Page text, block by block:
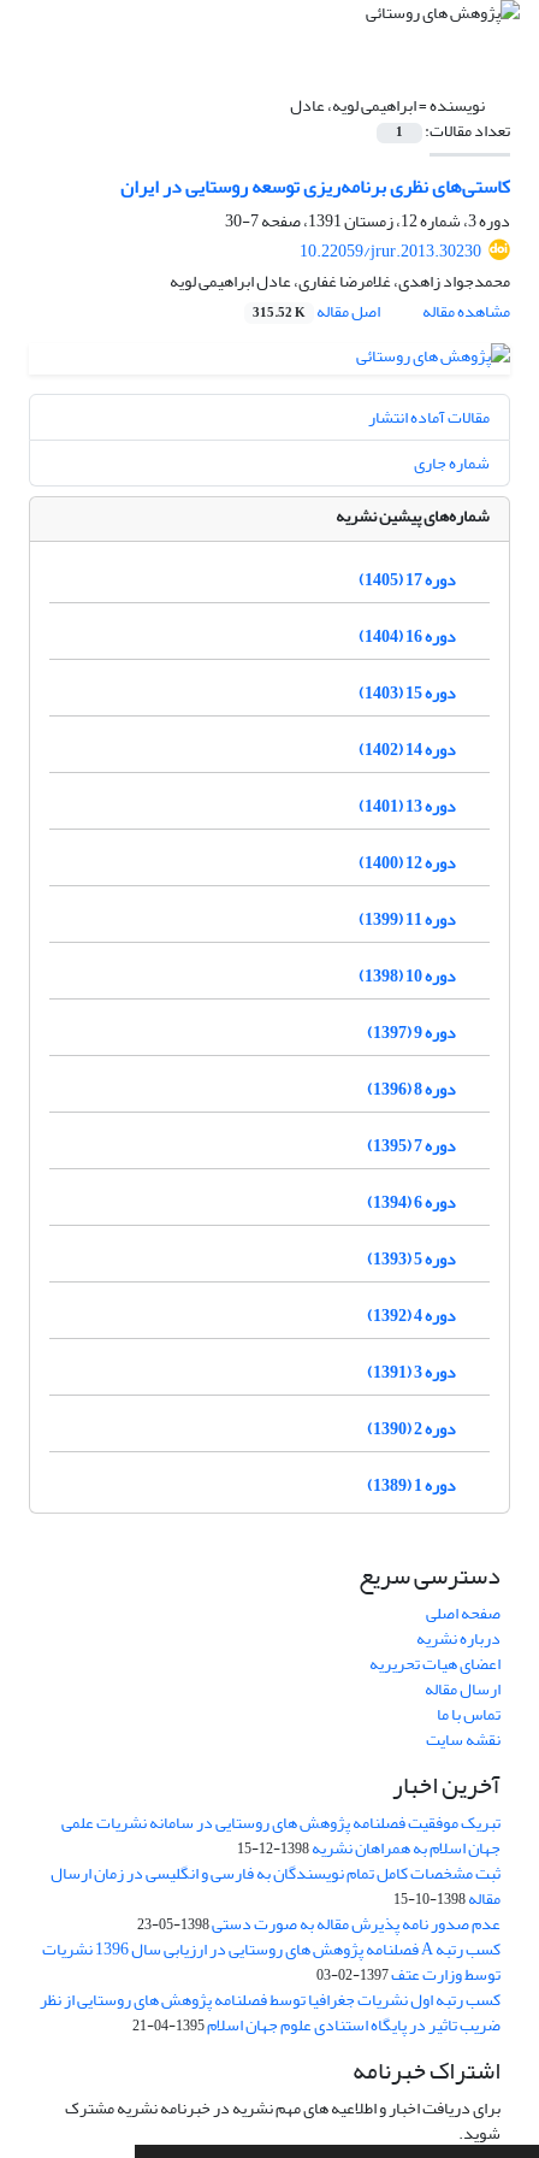
نویسنده =ابراهیمی لویه، عادل
تعداد مقالات: 1
کاستی‌های نظری برنامه‌ریزی توسعه روستایی در ایران
دوره 3، شماره 12، زمستان 1391، صفحه
7-30
10.22059/jrur.2013.30230
محمدجواد زاهدی، غلامرضا غفاری، عادل ابراهیمی لویه
مشاهده مقاله
اصل مقاله 315.52 K
مقالات آماده انتشار
شماره جاری
شماره‌های پیشین نشریه
دوره 17 (1405)
دوره 16 (1404)
دوره 15 (1403)
دوره 14 (1402)
دوره 13 (1401)
دوره 12 (1400)
دوره 11 (1399)
دوره 10 (1398)
دوره 9 (1397)
دوره 8 (1396)
دوره 7 (1395)
دوره 6 (1394)
دوره 5 (1393)
دوره 4 (1392)
دوره 3 (1391)
دوره 2 (1390)
دوره 1 (1389)
دسترسی سریع
صفحه اصلی
درباره نشریه
اعضای هیات تحریریه
ارسال مقاله
تماس با ما
نقشه سایت
آخرین اخبار
تبریک موفقیت فصلنامه پژوهش های روستایی در سامانه نشریات علمی
جهان اسلام به همراهان نشریه1398-12-15
ثبت مشخصات کامل تمام نویسندگان به فارسی و انگلیسی در زمان ارسال
مقاله1398-10-15
عدم صدور نامه پذیرش مقاله به صورت دستی1398-05-23
کسب رتبه A فصلنامه پژوهش های روستایی در ارزیابی سال 1396 نشریات
توسط وزارت عتف1397-02-03
کسب رتبه اول نشریات جغرافیا توسط فصلنامه پژوهش های روستایی از نظر
ضریب تاثیر در پایگاه استنادی علوم جهان اسلام1395-04-21
اشتراک خبرنامه
برای دریافت اخبار و اطلاعیه های مهم نشریه در خبرنامه نشریه مشترک
شوید.